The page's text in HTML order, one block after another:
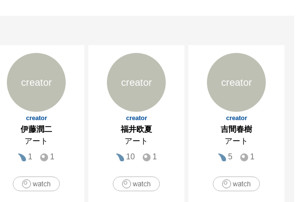
creator
creator
伊藤潤二
アート
1
1
creator
creator
福井欧夏
アート
10
1
creator
creator
吉間春樹
アート
5
1